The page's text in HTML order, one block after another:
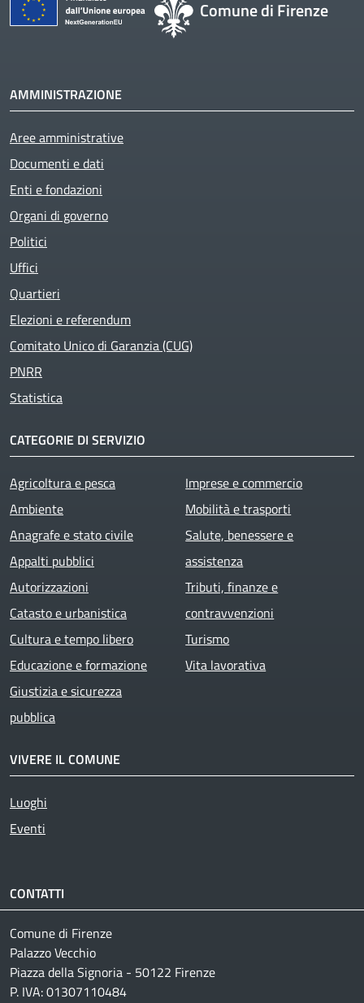
Comune di Firenze
AMMINISTRAZIONE
Aree amministrative
Documenti e dati
Enti e fondazioni
Organi di governo
Politici
Uffici
Quartieri
Elezioni e referendum
Comitato Unico di Garanzia (CUG)
PNRR
Statistica
CATEGORIE DI SERVIZIO
Agricoltura e pesca
Ambiente
Anagrafe e stato civile
Appalti pubblici
Autorizzazioni
Catasto e urbanistica
Cultura e tempo libero
Educazione e formazione
Giustizia e sicurezza
pubblica
Imprese e commercio
Mobilità e trasporti
Salute, benessere e
assistenza
Tributi, finanze e
contravvenzioni
Turismo
Vita lavorativa
VIVERE IL COMUNE
Luoghi
Eventi
CONTATTI
Comune di Firenze
Palazzo Vecchio
Piazza della Signoria - 50122 Firenze
P. IVA: 01307110484